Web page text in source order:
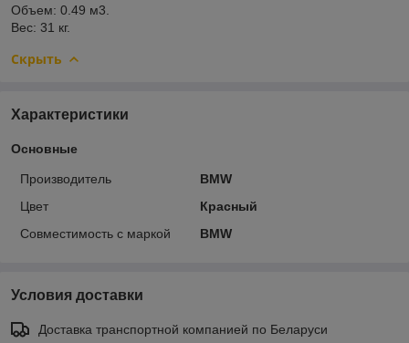
Объем: 0.49 м3.
Вес: 31 кг.
Скрыть
Характеристики
Основные
Производитель
BMW
Цвет
Красный
Совместимость с маркой
BMW
Условия доставки
Доставка транспортной компанией по Беларуси